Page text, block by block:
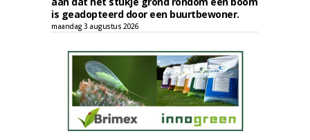
is geadopteerd door een buurtbewoner.
maandag 3 augustus 2026